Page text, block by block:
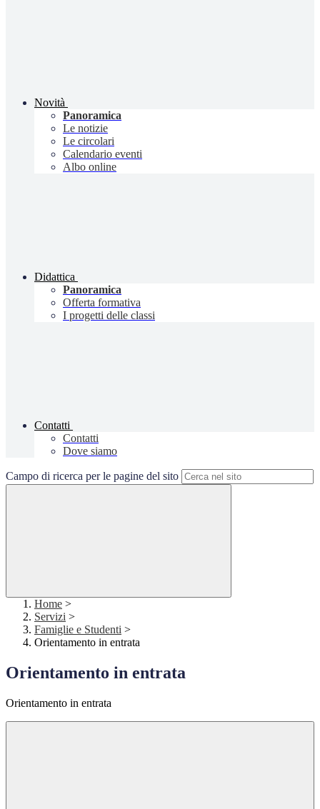
Novità
Panoramica
Le notizie
Le circolari
Calendario eventi
Albo online
Didattica
Panoramica
Offerta formativa
I progetti delle classi
Contatti
Contatti
Dove siamo
Campo di ricerca per le pagine del sito
Home >
Servizi >
Famiglie e Studenti >
Orientamento in entrata
Orientamento in entrata
Orientamento in entrata